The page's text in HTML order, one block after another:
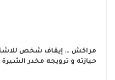
مراكش … إيقاف شخص
حيازته و ترويجه مخدر الشيرة